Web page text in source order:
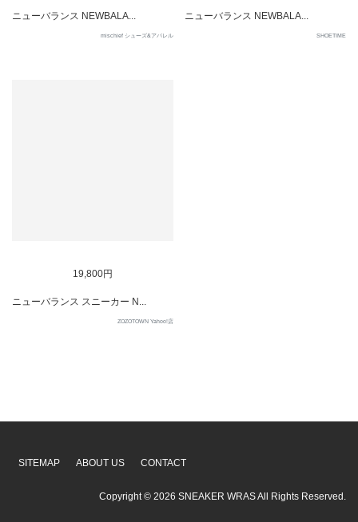
ニューバランス NEWBALA...
mischief シューズ&アパレル
ニューバランス NEWBALA...
SHOETIME
19,800円
ニューバランス スニーカー N...
ZOZOTOWN Yahoo!店
SITEMAP ABOUT US CONTACT
Copyright © 2026 SNEAKER WRASAll Rights Reserved.